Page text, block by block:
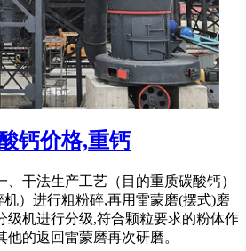
钙价格,重钙
、干法生产工艺（目的重质碳酸钙）
）进行粗粉碎,再用雷蒙磨(摆式)磨
级机进行分级,符合颗粒要求的粉体作
他的返回雷蒙磨再次研磨。